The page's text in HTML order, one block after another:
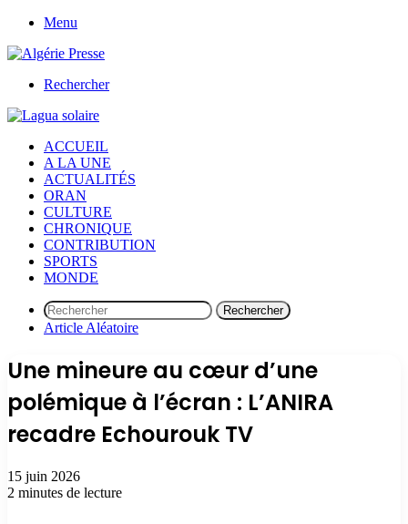
Menu
Rechercher
ACCUEIL
A LA UNE
ACTUALITÉS
ORAN
CULTURE
CHRONIQUE
CONTRIBUTION
SPORTS
MONDE
Rechercher
Article Aléatoire
Une mineure au cœur d’une
polémique à l’écran : L’ANIRA
recadre Echourouk TV
15 juin 2026
2 minutes de lecture